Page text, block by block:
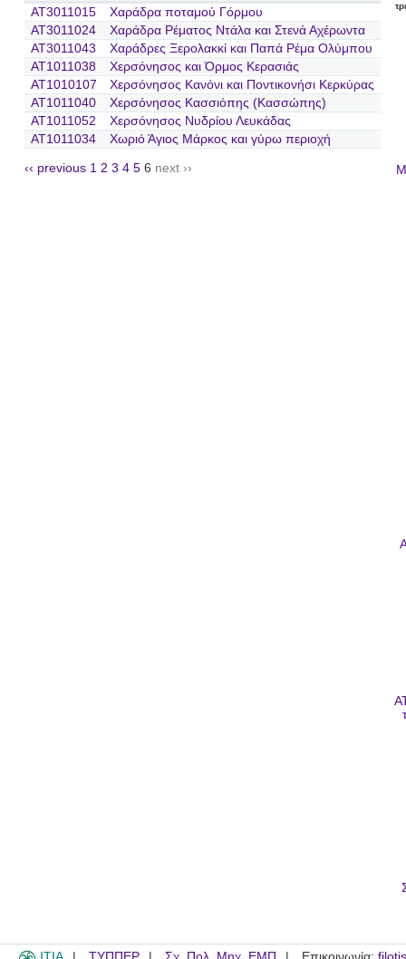
AT3011015
Χαράδρα ποταμού Γόρμου
AT3011024
Χαράδρα Ρέματος Ντάλα και Στενά Αχέρωντα
AT3011043
Χαράδρες Ξερολακκί και Παπά Ρέμα Ολύμπου
AT1011038
Χερσόνησος και Όρμος Κερασιάς
AT1010107
Χερσόνησος Κανόνι και Ποντικονήσι Κερκύρας
AT1011040
Χερσόνησος Κασσιόπης (Κασσώπης)
AT1011052
Χερσόνησος Νυδρίου Λευκάδας
AT1011034
Χωριό Άγιος Μάρκος και γύρω περιοχή
‹‹ previous 1 2 3 4 5 6 next ››